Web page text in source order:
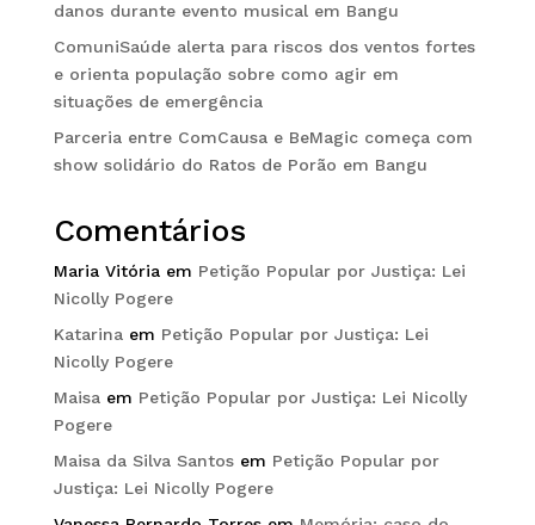
danos durante evento musical em Bangu
ComuniSaúde alerta para riscos dos ventos fortes
e orienta população sobre como agir em
situações de emergência
Parceria entre ComCausa e BeMagic começa com
show solidário do Ratos de Porão em Bangu
Comentários
Maria Vitóriaem Petição Popular por Justiça: Lei
Nicolly Pogere
Katarinaem Petição Popular por Justiça: Lei
Nicolly Pogere
Maisaem Petição Popular por Justiça: Lei Nicolly
Pogere
Maisa da Silva Santosem Petição Popular por
Justiça: Lei Nicolly Pogere